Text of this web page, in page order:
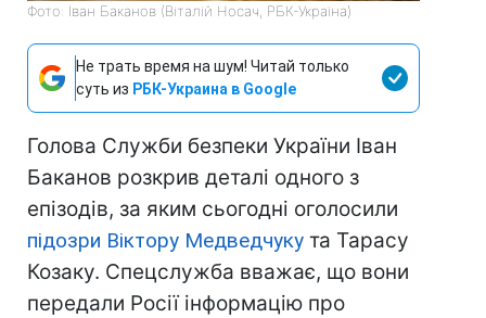
Фото: Іван Баканов (Віталій Носач, РБК-Україна)
Не трать время на шум! Читай только
суть из РБК-Украина в Google
Голова Служби безпеки України Іван
Баканов розкрив деталі одного з
епізодів, за яким сьогодні оголосили
підозри Віктору Медведчуку та Тарасу
Козаку. Спецслужба вважає, що вони
передали Росії інформацію про